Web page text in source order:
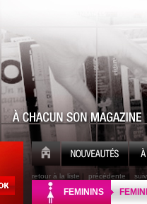
retour à la liste | précédente |
FEMININS